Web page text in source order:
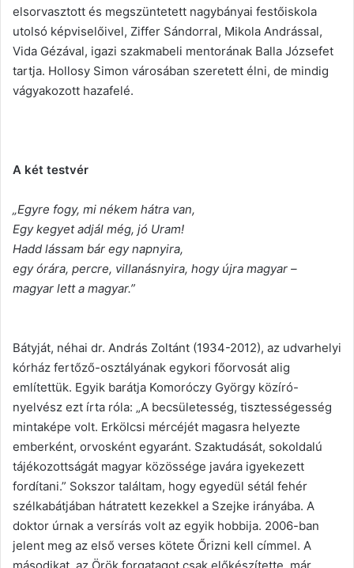
elsorvasztott és megszüntetett nagybányai festőiskola
utolsó képviselőivel, Ziffer Sándorral, Mikola Andrással,
Vida Gézával, igazi szakmabeli mentorának Balla Józsefet
tartja. Hollosy Simon városában szeretett élni, de mindig
vágyakozott hazafelé.
A két testvér
„Egyre fogy, mi nékem hátra van,
Egy kegyet adjál még, jó Uram!
Hadd lássam bár egy napnyira,
egy órára, percre, villanásnyira, hogy újra magyar –
magyar lett a magyar.”
Bátyját, néhai dr. András Zoltánt (1934-2012), az udvarhelyi
kórház fertőző-osztályának egykori főorvosát alig
említettük. Egyik barátja Komoróczy György közíró-
nyelvész ezt írta róla: „A becsületesség, tisztességesség
mintaképe volt. Erkölcsi mércéjét magasra helyezte
emberként, orvosként egyaránt. Szaktudását, sokoldalú
tájékozottságát magyar közössége javára igyekezett
fordítani.” Sokszor találtam, hogy egyedül sétál fehér
szélkabátjában hátratett kezekkel a Szejke irányába. A
doktor úrnak a versírás volt az egyik hobbija. 2006-ban
jelent meg az első verses kötete Őrizni kell címmel. A